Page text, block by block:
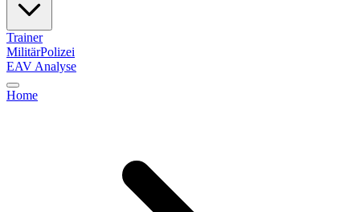
Trainer
MilitärPolizei
EAV Analyse
Home